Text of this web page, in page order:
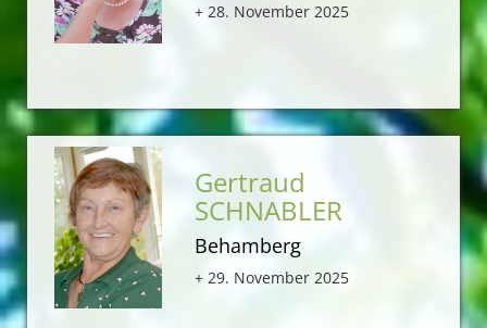
+ 28. November 2025
Gertraud
SCHNABLER
Behamberg
+ 29. November 2025